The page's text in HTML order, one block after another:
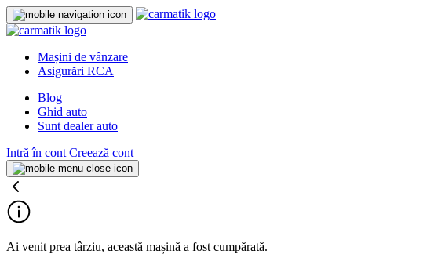
Mașini de vânzare
Asigurări RCA
Blog
Ghid auto
Sunt dealer auto
Intră în cont Creează cont
Ai venit prea târziu, această mașină a fost cumpărată.